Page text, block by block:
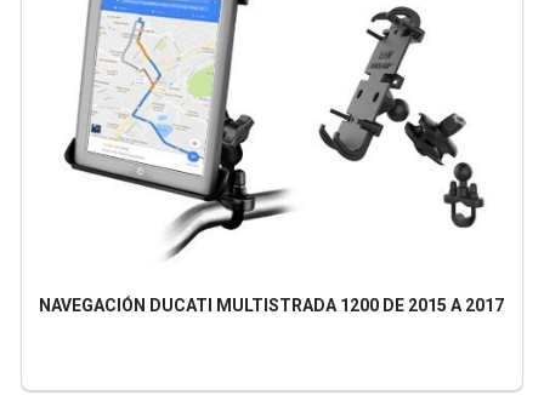
NAVEGACIÓN DUCATI MULTISTRADA 1200 DE 2015 A 2017